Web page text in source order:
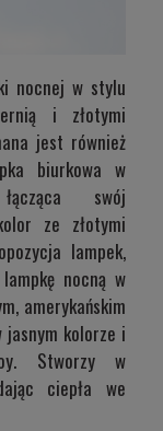
nocnej w stylu
i złotymi
jest również
biurkowa w
swój
ze złotymi
lampek,
nocną w
amerykańskim
jasnym kolorze i
. Stworzy w
ciepła we